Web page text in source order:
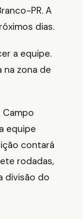
PR. A
dias.
a equipe.
na zona de
Campo
equipe
contará
rodadas,
divisão do